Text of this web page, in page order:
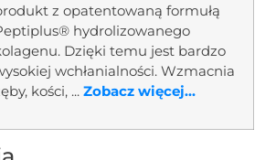
z opatentowaną formułą
hydrolizowanego
Dzięki temu jest bardzo
wchłanialności. Wzmacnia
kości, ...Zobacz więcej...